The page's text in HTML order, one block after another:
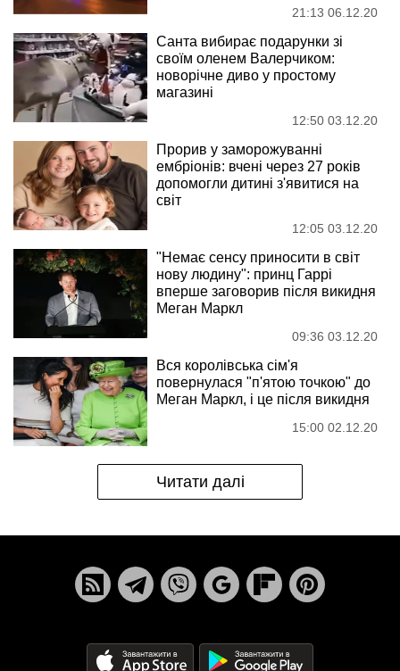
21:13 06.12.20
Санта вибирає подарунки зі
своїм оленем Валерчиком:
новорічне диво у простому
магазині
12:50 03.12.20
Прорив у заморожуванні
ембріонів: вчені через 27 років
допомогли дитині з'явитися на
світ
12:05 03.12.20
"Немає сенсу приносити в світ
нову людину": принц Гаррі
вперше заговорив після викидня
Меган Маркл
09:36 03.12.20
Вся королівська сім'я
повернулася "п'ятою точкою" до
Меган Маркл, і це після викидня
15:00 02.12.20
Читати далі